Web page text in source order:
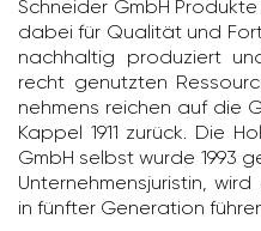
Schneider GmbH
dabei für Qualität und
nach­haltig produ­ziert
recht genutzten
neh­mens reichen auf die
Kappel 1911 zurück. Die
GmbH selbst wurde 1993
Unter­neh­mens­ju­ristin,
in fünfter Gene­ra­tion